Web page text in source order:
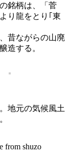
銘柄は、「菅
り龍をとり｢東
昔ながらの山廃
造する。
地元の気候風土
from shuzo